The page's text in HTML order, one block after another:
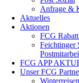
Anfrage &
Aktuelles
Aktionen
FCG
Feichtinger
FCG APP
Unser FCG